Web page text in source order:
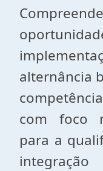
alternância
com foco
para a